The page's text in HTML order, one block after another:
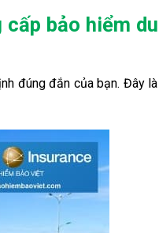
bảo hiểm du
đúng đắn của bạn. Đây là